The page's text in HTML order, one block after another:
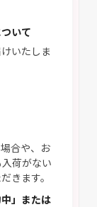
いて
いたしま
合や、お
荷がない
きます。
」または